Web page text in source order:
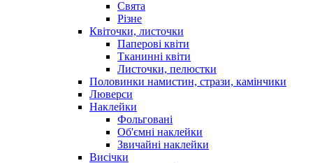
Свята
Різне
Квіточки, листочки
Паперові квіти
Тканинні квіти
Листочки, пелюстки
Половинки намистин, стрази, камінчики
Люверси
Наклейки
Фольговані
Об'ємні наклейки
Звичайні наклейки
Висічки